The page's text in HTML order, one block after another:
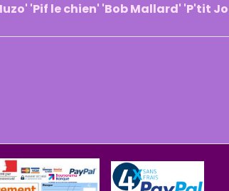
'Pif le chien' 'Bob Mallard' 'P'tit